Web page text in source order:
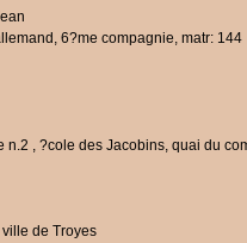
6?me compagnie, matr: 144
, ?cole des Jacobins, quai du
de Troyes